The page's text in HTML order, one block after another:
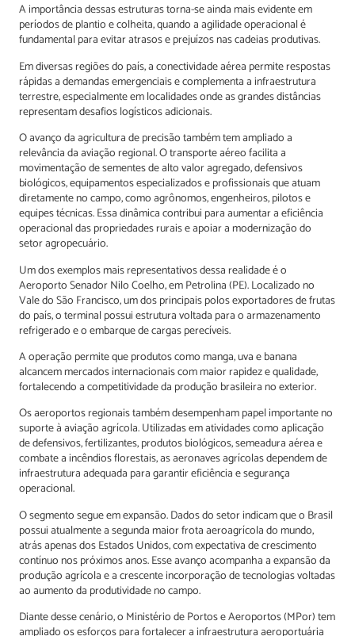
A importância dessas estruturas torna-se ainda mais evidente em
períodos de plantio e colheita, quando a agilidade operacional é
fundamental para evitar atrasos e prejuízos nas cadeias produtivas.
Em diversas regiões do país, a conectividade aérea permite respostas
rápidas a demandas emergenciais e complementa a infraestrutura
terrestre, especialmente em localidades onde as grandes distâncias
representam desafios logísticos adicionais.
O avanço da agricultura de precisão também tem ampliado a
relevância da aviação regional. O transporte aéreo facilita a
movimentação de sementes de alto valor agregado, defensivos
biológicos, equipamentos especializados e profissionais que atuam
diretamente no campo, como agrônomos, engenheiros, pilotos e
equipes técnicas. Essa dinâmica contribui para aumentar a eficiência
operacional das propriedades rurais e apoiar a modernização do
setor agropecuário.
Um dos exemplos mais representativos dessa realidade é o
Aeroporto Senador Nilo Coelho, em Petrolina (PE). Localizado no
Vale do São Francisco, um dos principais polos exportadores de frutas
do país, o terminal possui estrutura voltada para o armazenamento
refrigerado e o embarque de cargas perecíveis.
A operação permite que produtos como manga, uva e banana
alcancem mercados internacionais com maior rapidez e qualidade,
fortalecendo a competitividade da produção brasileira no exterior.
Os aeroportos regionais também desempenham papel importante no
suporte à aviação agrícola. Utilizadas em atividades como aplicação
de defensivos, fertilizantes, produtos biológicos, semeadura aérea e
combate a incêndios florestais, as aeronaves agrícolas dependem de
infraestrutura adequada para garantir eficiência e segurança
operacional.
O segmento segue em expansão. Dados do setor indicam que o Brasil
possui atualmente a segunda maior frota aeroagrícola do mundo,
atrás apenas dos Estados Unidos, com expectativa de crescimento
contínuo nos próximos anos. Esse avanço acompanha a expansão da
produção agrícola e a crescente incorporação de tecnologias voltadas
ao aumento da produtividade no campo.
Diante desse cenário, o Ministério de Portos e Aeroportos (MPor) tem